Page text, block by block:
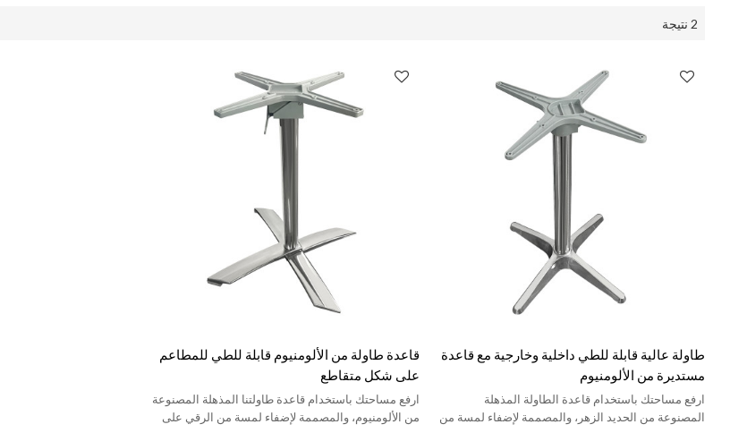
2 نتيجة
طاولة عالية قابلة للطي داخلية وخارجية مع قاعدة
مستديرة من الألومنيوم
ارفع مساحتك باستخدام قاعدة الطاولة المذهلة
المصنوعة من الحديد الزهر، والمصممة لإضفاء لمسة من
قاعدة طاولة من الألومنيوم قابلة للطي للمطاعم
على شكل متقاطع
ارفع مساحتك باستخدام قاعدة طاولتنا المذهلة المصنوعة
من الألومنيوم، والمصممة لإضفاء لمسة من الرقي على